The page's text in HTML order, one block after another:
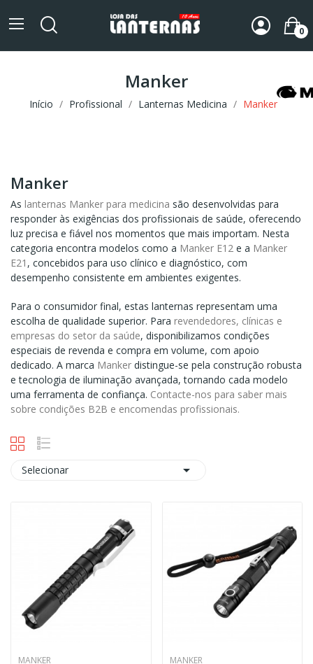
0
Manker
Início Profissional Lanternas Medicina Manker
Manker
As lanternas Manker para medicina são desenvolvidas para
responder às exigências dos profissionais de saúde, oferecendo
luz precisa e fiável nos momentos que mais importam. Nesta
categoria encontra modelos como a Manker E12 e a Manker
E21 , concebidos para uso clínico e diagnóstico, com
desempenho consistente em ambientes exigentes.
Para o consumidor final, estas lanternas representam uma
escolha de qualidade superior. Para revendedores, clínicas e
empresas do setor da saúde, disponibilizamos condições
especiais de revenda e compra em volume, com apoio
dedicado. A marca Manker distingue-se pela construção robusta
e tecnologia de iluminação avançada, tornando cada modelo
uma ferramenta de confiança. Contacte-nos para saber mais
sobre condições B2B e encomendas profissionais.
Selecionar 
MANKER MANKER